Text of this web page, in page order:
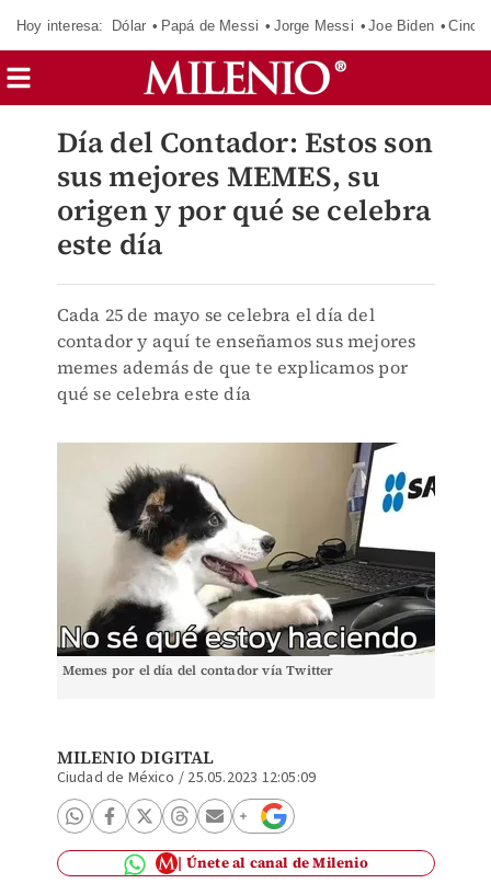
Hoy interesa: Dólar Papá de Messi Jorge Messi Joe Biden
Día del Contador: Estos son
sus mejores MEMES, su
origen y por qué se celebra
este día
Cada 25 de mayo se celebra el día del
contador y aquí te enseñamos sus mejores
memes además de que te explicamos por
qué se celebra este día
Memes por el día del contador vía Twitter
MILENIO DIGITAL
Ciudad de México / 25.05.2023 12:05:09
Únete al canal de Milenio